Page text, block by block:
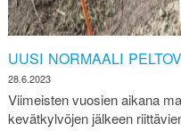
UUSI NORMAALI
28.6.2023
Viimeisten vuosien aikana
kevätkylvöjen jälkeen